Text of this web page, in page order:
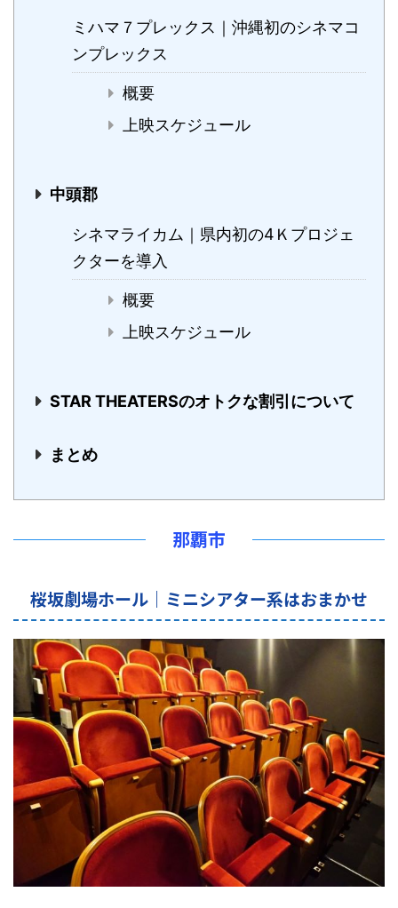
ミハマ７プレックス｜沖縄初のシネマコ
ンプレックス
概要
上映スケジュール
中頭郡
シネマライカム｜県内初の4Ｋプロジェ
クターを導入
概要
上映スケジュール
STAR THEATERSのオトクな割引について
まとめ
那覇市
桜坂劇場ホール｜ミニシアター系はおまかせ